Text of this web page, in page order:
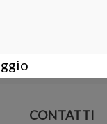
CONTATTI